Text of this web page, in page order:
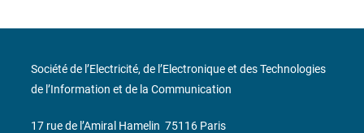
Société de l’Electricité, de l’Electronique et des Technologies
de l’Information et de la Communication
17 rue de l’Amiral Hamelin 75116 Paris